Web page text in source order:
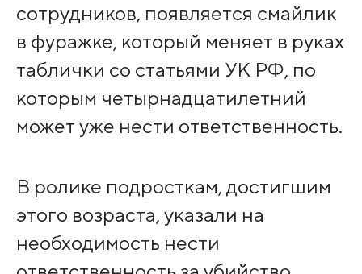
сотрудников, появляется смайлик
в фуражке, который меняет в руках
таблички со статьями УК РФ, по
которым четырнадцатилетний
может уже нести ответственность.
В ролике подросткам, достигшим
этого возраста, указали на
необходимость нести